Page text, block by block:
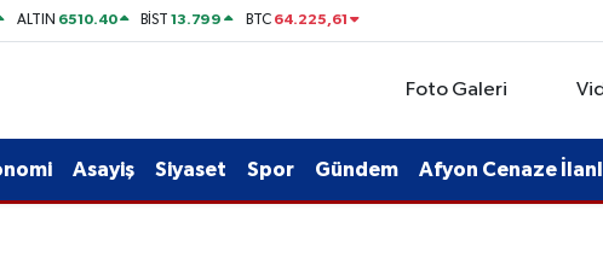
ALTIN 6510.40 BİST13.799 BTC 64.225,61
Foto Galeri
Asayiş Siyaset Spor Gündem Afyon Cenaze